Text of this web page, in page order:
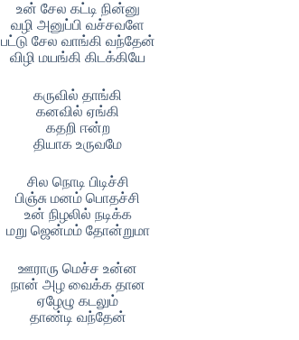
உன் சேல கட்டி நின்னு
வழி அனுப்பி வச்சவளே
பட்டு சேல வாங்கி வந்தேன்
விழி மயங்கி கிடக்கியே
கருவில் தாங்கி
கனவில் ஏங்கி
கதறி ஈன்ற
தியாக உருவமே
சில நொடி பிடிச்சி
பிஞ்சு மனம் பொதச்சி
உன் நிழலில் நடிக்க
மறு ஜென்மம் தோன்றுமா
ஊராரு மெச்ச உன்ன
நான் அழ வைக்க தான
ஏழேழு கடலும்
தாண்டி வந்தேன்